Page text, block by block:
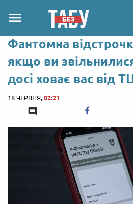
Фантомна
якщо ви
досі ховає вас від
18 ЧЕРВНЯ, 02:21